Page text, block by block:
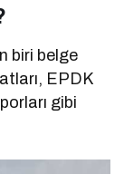
biri belge
EPDK
gibi